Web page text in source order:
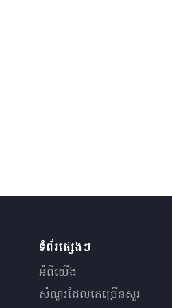
ទំព័រផ្សេងៗ
អំពីយើង
សំណួរ​ដែលគេ​ច្រើន​សួរ